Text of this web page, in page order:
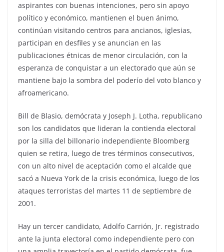
aspirantes con buenas intenciones, pero sin apoyo
político y económico, mantienen el buen ánimo,
continúan visitando centros para ancianos, iglesias,
participan en desfiles y se anuncian en las
publicaciones étnicas de menor circulación, con la
esperanza de conquistar a un electorado que aún se
mantiene bajo la sombra del poderío del voto blanco y
afroamericano.
Bill de Blasio, demócrata y Joseph J. Lotha, republicano
son los candidatos que lideran la contienda electoral
por la silla del billonario independiente Bloomberg
quien se retira, luego de tres términos consecutivos,
con un alto nivel de aceptación como el alcalde que
sacó a Nueva York de la crisis económica, luego de los
ataques terroristas del martes 11 de septiembre de
2001.
Hay un tercer candidato, Adolfo Carrión, Jr. registrado
ante la junta electoral como independiente pero con